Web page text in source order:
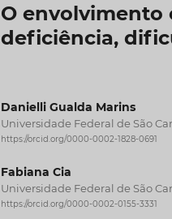
O envolvimento
deficiência,
Danielli Gualda Marins
Universidade Federal de São
https://orcid.org/0000-0002-1828-0691
Fabiana Cia
Universidade Federal de São
https://orcid.org/0000-0002-0155-3331